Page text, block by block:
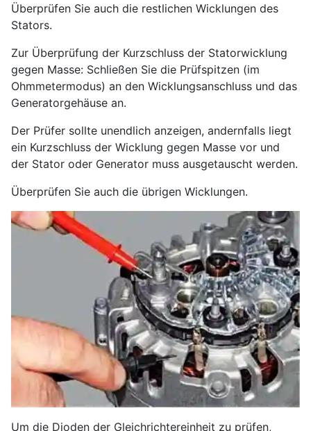
Überprüfen Sie auch die restlichen Wicklungen des
Stators.
Zur Überprüfung der Kurzschluss der Statorwicklung
gegen Masse: Schließen Sie die Prüfspitzen (im
Ohmmetermodus) an den Wicklungsanschluss und das
Generatorgehäuse an.
Der Prüfer sollte unendlich anzeigen, andernfalls liegt
ein Kurzschluss der Wicklung gegen Masse vor und
der Stator oder Generator muss ausgetauscht werden.
Überprüfen Sie auch die übrigen Wicklungen.
Um die Dioden der Gleichrichtereinheit zu prüfen,